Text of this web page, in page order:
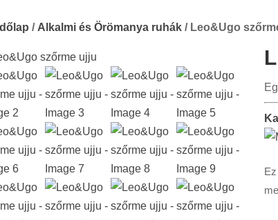
/ Alkalmi és Örömanya ruhák/ Leo&Ugo